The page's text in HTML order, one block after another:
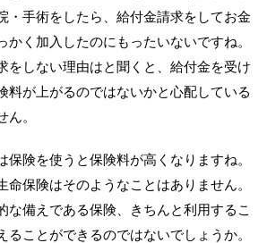
・手術をしたら、給付金請求をしてお金
かく加入したのにもったいないですね。
をしない理由はと聞くと、給付金を受け
料が上がるのではないかと心配している
ん。
保険を使うと保険料が高くなりますね。
命保険はそのようなことはありません。
な備えである保険、きちんと利用するこ
ることができるのではないでしょうか。